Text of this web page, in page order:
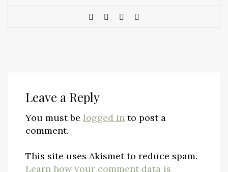
Leave a Reply
You must be logged in to post a
comment.
This site uses Akismet to reduce spam.
Learn how your comment data is